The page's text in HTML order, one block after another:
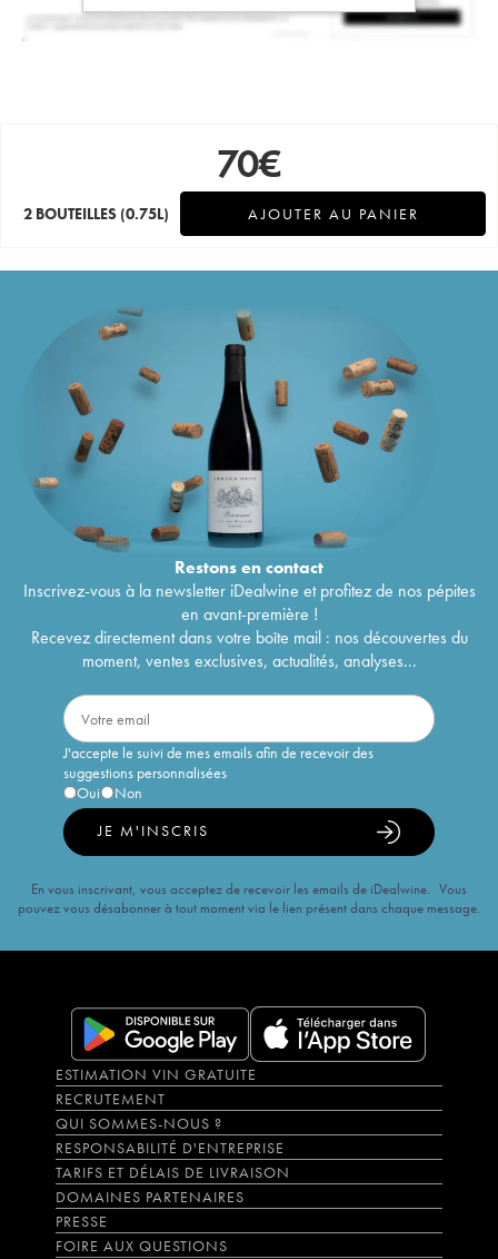
70€
2 BOUTEILLES (0.75L) AJOUTER AU PANIER
Restons encontact
Inscrivez-vous à la newsletter iDealwine et profitez de nos pépites
en avant-première !
Recevez directement dans votre boîte mail : nos découvertes du
moment, ventes exclusives, actualités, analyses...
J'accepte le suivi de mes emails afin de recevoir des
suggestions personnalisées
Oui
Non
JE M'INSCRIS
En vous inscrivant, vous acceptez de recevoir les emails de iDealwine. Vous
pouvez vous désabonner à tout moment via le lien présent dans chaque message.
ESTIMATION VIN GRATUITE
RECRUTEMENT
QUI SOMMES-NOUS ?
RESPONSABILITÉ D'ENTREPRISE
TARIFS ET DÉLAIS DE LIVRAISON
DOMAINES PARTENAIRES
PRESSE
FOIRE AUX QUESTIONS